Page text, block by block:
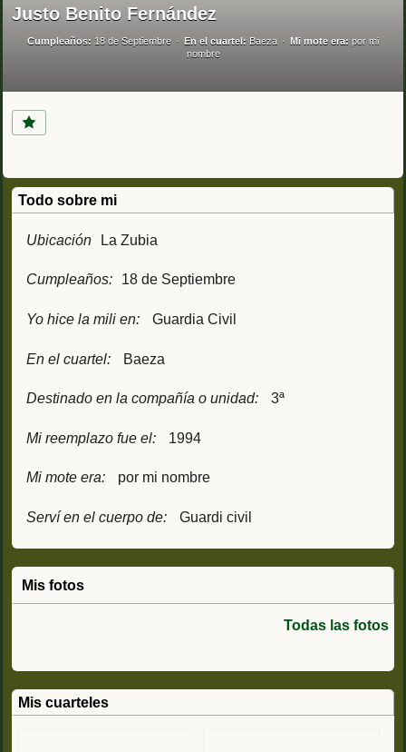
Justo Benito Fernández
Cumpleaños: 18 de Septiembre En el cuartel: Baeza Mi mote era: por mi
nombre
Todo sobre mi
Ubicación La Zubia
Cumpleaños: 18 de Septiembre
Yo hice la mili en: Guardia Civil
En el cuartel: Baeza
Destinado en la compañía o unidad: 3ª
Mi reemplazo fue el: 1994
Mi mote era: por mi nombre
Serví en el cuerpo de: Guardi civil
Mis fotos
Todas las fotos
Mis cuarteles